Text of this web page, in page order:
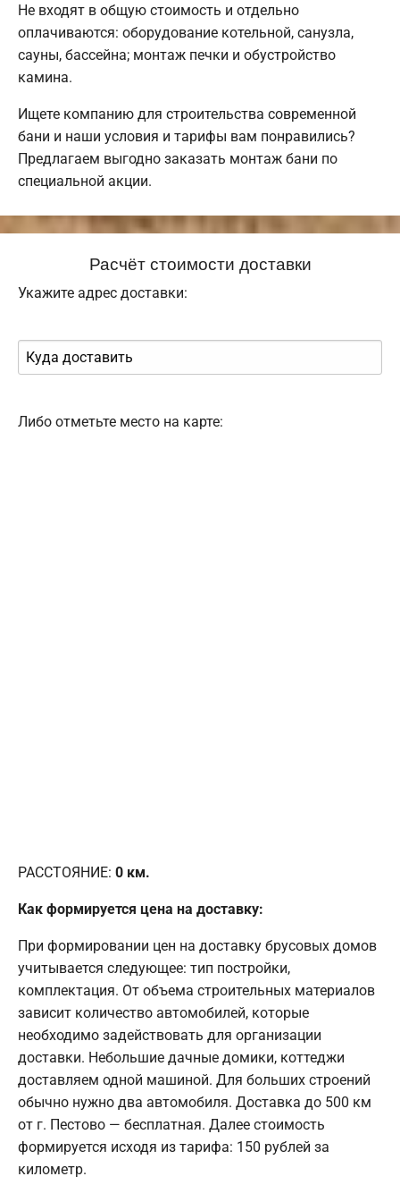
Не входят в общую стоимость и отдельно
оплачиваются: оборудование котельной, санузла,
сауны, бассейна; монтаж печки и обустройство
камина.
Ищете компанию для строительства современной
бани и наши условия и тарифы вам понравились?
Предлагаем выгодно заказать монтаж бани по
специальной акции.
Расчёт стоимости доставки
Укажите адрес доставки:
Либо отметьте место на карте:
РАССТОЯНИЕ: 0 км.
Как формируется цена на доставку:
При формировании цен на доставку брусовых домов
учитывается следующее: тип постройки,
комплектация. От объема строительных материалов
зависит количество автомобилей, которые
необходимо задействовать для организации
доставки. Небольшие дачные домики, коттеджи
доставляем одной машиной. Для больших строений
обычно нужно два автомобиля. Доставка до 500 км
от г. Пестово — бесплатная. Далее стоимость
формируется исходя из тарифа: 150 рублей за
километр.